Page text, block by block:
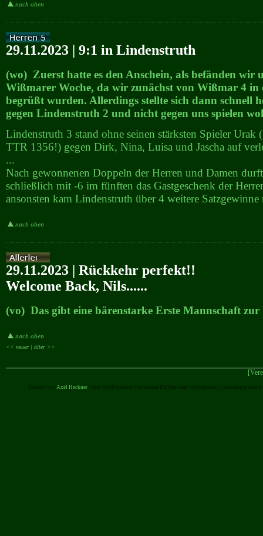
nach oben
29.11.2023 | 9:1 in Lindenstruth
(wo) Zuerst hatte es den Anschein, als befänden wir
Wißmarer Woche, da wir zunächst von Wißmar 4 in
begrüßt wurden. Allerdings stellte sich dann schnell
gegen Lindenstruth 2 und nicht gegen uns spielen
Lindenstruth 3 stand ohne seinen stärksten Spieler Urak
TTR 1356!) gegen Dirk, Nina, Luisa und Jascha auf
...
Nach gewonnenen Doppeln der Herren und Damen
schließlich mit -6 im fünften das Gastgeschenk der
ansonsten kam Lindenstruth über 4 weitere
nach oben
29.11.2023 | Rückkehr perfekt!!
Welcome Back, Nils......
(vo) Das gibt eine bärenstarke Erste Mannschaft
nach oben
<< neuer | älter >>
Erstellt von Axel Heckner. Grün-Weiß Giessen hat keinen Einfluss auf Verfügbarkeit, Gestaltung und